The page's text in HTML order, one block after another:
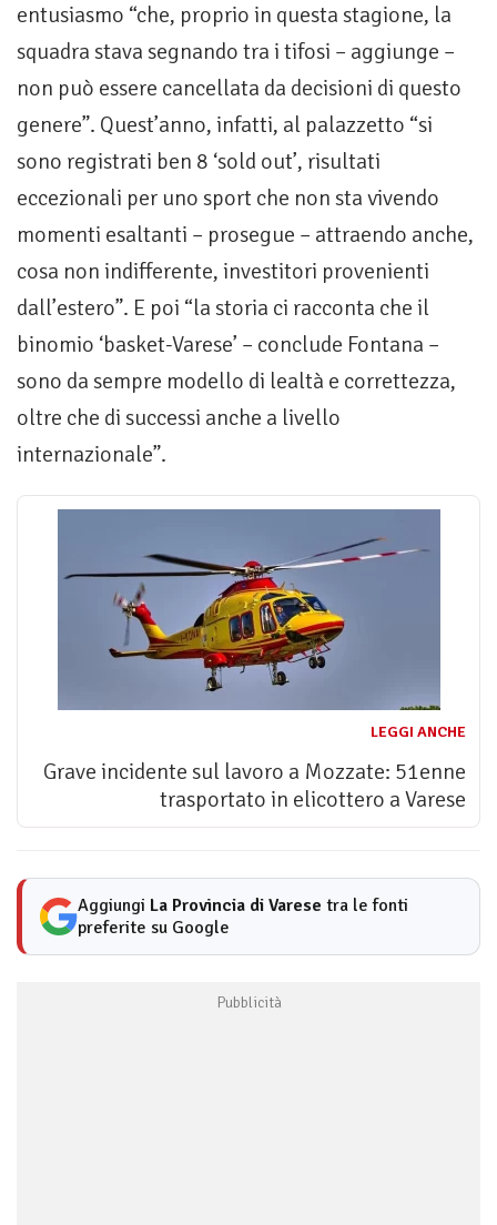
entusiasmo “che, proprio in questa stagione, la
squadra stava segnando tra i tifosi – aggiunge –
non può essere cancellata da decisioni di questo
genere”. Quest’anno, infatti, al palazzetto “si
sono registrati ben 8 ‘sold out’, risultati
eccezionali per uno sport che non sta vivendo
momenti esaltanti – prosegue – attraendo anche,
cosa non indifferente, investitori provenienti
dall’estero”. E poi “la storia ci racconta che il
binomio ‘basket-Varese’ – conclude Fontana –
sono da sempre modello di lealtà e correttezza,
oltre che di successi anche a livello
internazionale”.
LEGGI ANCHE
Grave incidente sul lavoro a Mozzate: 51enne
trasportato in elicottero a Varese
Aggiungi La Provincia di Varese tra le fonti
preferite su Google